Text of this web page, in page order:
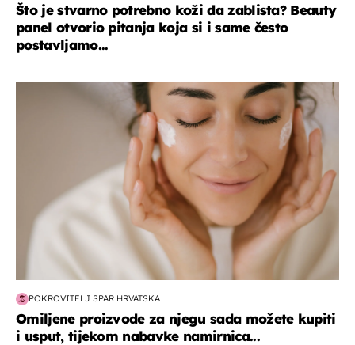
Što je stvarno potrebno koži da zablista? Beauty
panel otvorio pitanja koja si i same često
postavljamo...
moda & ljepota
POKROVITELJ SPAR HRVATSKA
Omiljene proizvode za njegu sada možete kupiti
i usput, tijekom nabavke namirnica...